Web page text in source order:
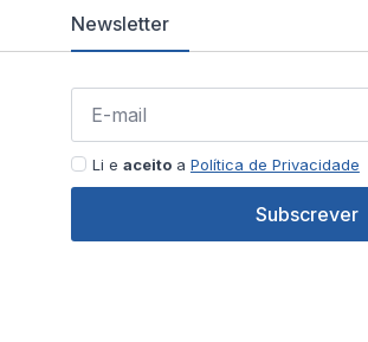
Newsletter
Li e aceitoa Política de Privacidade
Subscrever